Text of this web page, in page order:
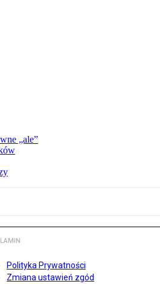
„ale”
Polityka Prywatności
Zmiana ustawień zgód